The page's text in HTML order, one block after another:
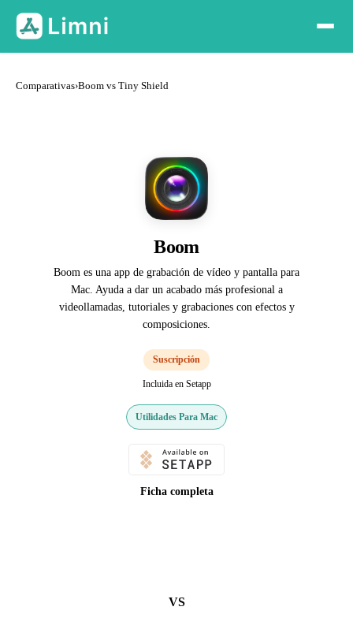
Comparativas›Boom vs Tiny Shield
Boom
Boom es una app de grabación de vídeo y pantalla para
Mac. Ayuda a dar un acabado más profesional a
videollamadas, tutoriales y grabaciones con efectos y
composiciones.
Suscripción
Incluida en Setapp
Utilidades Para Mac
Ficha completa
VS